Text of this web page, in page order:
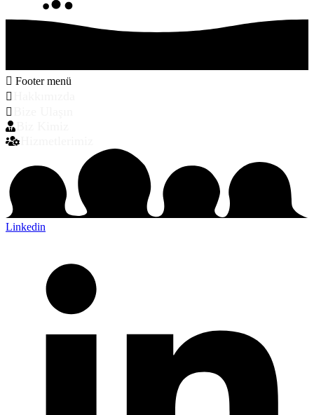
Footer menü
Linkedin